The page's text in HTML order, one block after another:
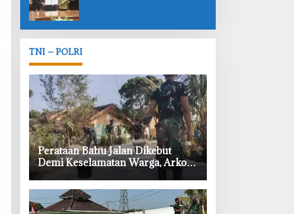
TNI – POLRI
‎Perataan Bahu Jalan Dikebut
Demi Keselamatan Warga, Arko
Jadi Andalan Satgas TMMD
Bojonegoro